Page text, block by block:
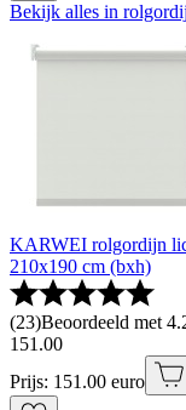
Bekijk alles in
KARWEI rolgordijn
210x190 cm (bxh)
(23)Beoordeeld met
151.00
Prijs: 151.00 euro